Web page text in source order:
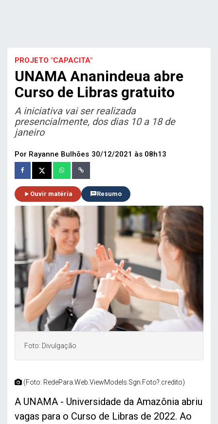
PROJETO "CAPACITA"
UNAMA Ananindeua abre
Curso de Libras gratuito
A iniciativa vai ser realizada
presencialmente, dos dias 10 a 18 de
janeiro
Por Rayanne Bulhões 30/12/2021 às 08h13
Ouvir matéria Resumo
Foto: Divulgação
(Foto: RedePara.Web.ViewModels.Sgn.Foto?.credito)
A UNAMA - Universidade da Amazônia abriu
vagas para o Curso de Libras de 2022. Ao